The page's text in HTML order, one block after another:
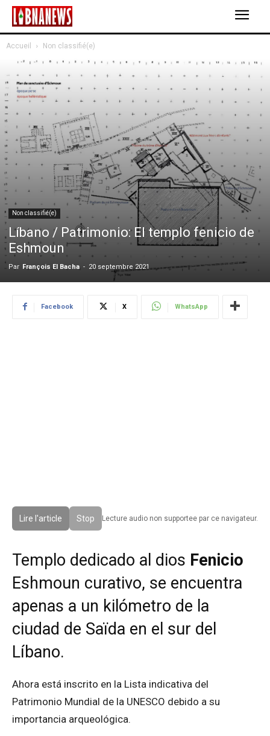
Accueil Non classifié(e)
Non classifié(e)
Líbano / Patrimonio: El templo fenicio de
Eshmoun
Par François El Bacha - 20 septembre 2021
Facebook X WhatsApp
Lire l'article Stop Lecture audio non supportee par ce navigateur.
Templo dedicado al dios Fenicio
Eshmoun curativo, se encuentra
apenas a un kilómetro de la
ciudad de Saïda en el sur del
Líbano.
Ahora está inscrito en la Lista indicativa del
Patrimonio Mundial de la UNESCO debido a su
importancia arqueológica.